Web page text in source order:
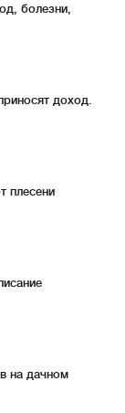
болезни,
доход.
плесени
на дачном